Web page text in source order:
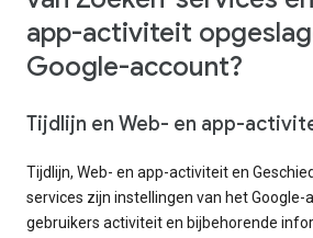
app-activiteit
Google-account?
Tijdlijn en Web- en app-
Tijdlijn, Web- en app-activiteit en
services zijn instellingen van het
gebruikers activiteit en bijbehorende